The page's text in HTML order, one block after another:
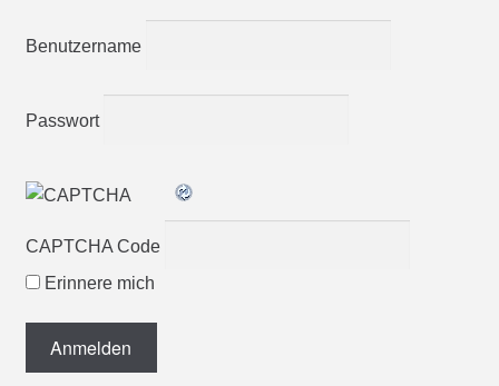
Benutzername
Passwort
CAPTCHA Code
Erinnere mich